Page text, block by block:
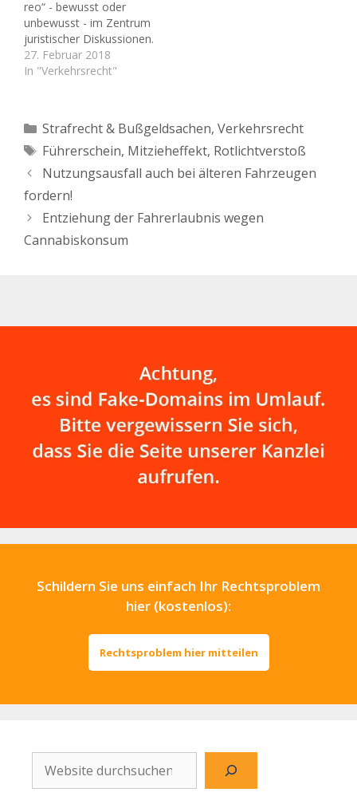
Polizeibeamten (Zeuge)
bei Rotlichtverstoß
verurteilen. Dies ist
häufig angreifbar. Wegen
der erheblichen…
reo“ - bewusst oder
unbewusst - im Zentrum
juristischer Diskussionen.
In Deutschland ist für die
Nachweisbarkeit einer
Feststellung erforderlich.
Ein bloßes „Glauben“,
dass der Verstoß
begangen wurde, reicht
eben nicht aus. Er muss
nachweisbar sein. Ist…
27. Februar 2018
In "Verkehrsrecht"
Kategorien
Strafrecht & Bußgeldsachen, Verkehrsrecht
Schlagwörter
Führerschein, Mitzieheffekt, Rotlichtverstoß
Nutzungsausfall auch bei älteren Fahrzeugen
fordern!
Entziehung der Fahrerlaubnis wegen
Cannabiskonsum
Schildern Sie uns einfach Ihr Rechtsproblem
hier (kostenlos):
Rechtsproblem hier mitteilen
Website
durchsuchen